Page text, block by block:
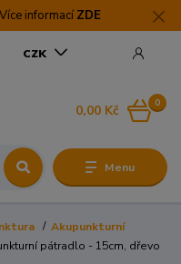
informací ZDE
Menu
CZK
0
0,00 Kč
Akupunkturní
pátradlo - 15cm, dřevo